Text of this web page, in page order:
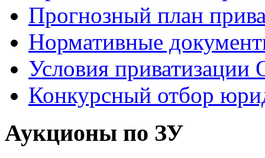
Прогнозный план
Нормативные
Условия
Конкурсный отбор
Аукционы по ЗУ